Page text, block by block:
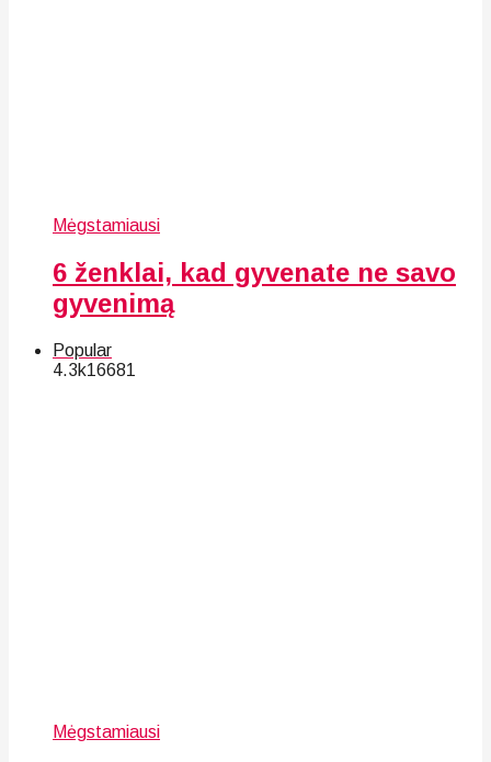
Mėgstamiausi
6 ženklai, kad gyvenate ne savo
gyvenimą
Popular
4.3k16681
Mėgstamiausi